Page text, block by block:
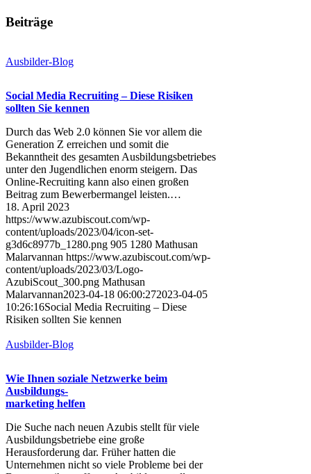
Beiträge
Ausbilder-Blog
Social Media Recruiting – Diese Risiken
sollten Sie kennen
Durch das Web 2.0 können Sie vor allem die
Generation Z erreichen und somit die
Bekanntheit des gesamten Ausbildungsbetriebes
unter den Jugendlichen enorm steigern. Das
Online-Recruiting kann also einen großen
Beitrag zum Bewerbermangel leisten.…
18. April 2023
https://www.azubiscout.com/wp-
content/uploads/2023/04/icon-set-
g3d6c8977b_1280.png 905 1280 Mathusan
Malarvannan https://www.azubiscout.com/wp-
content/uploads/2023/03/Logo-
AzubiScout_300.png Mathusan
Malarvannan2023-04-18 06:00:272023-04-05
10:26:16Social Media Recruiting – Diese
Risiken sollten Sie kennen
Ausbilder-Blog
Wie Ihnen soziale Netzwerke beim
Ausbildungs-
marketing helfen
Die Suche nach neuen Azubis stellt für viele
Ausbildungsbetriebe eine große
Herausforderung dar. Früher hatten die
Unternehmen nicht so viele Probleme bei der